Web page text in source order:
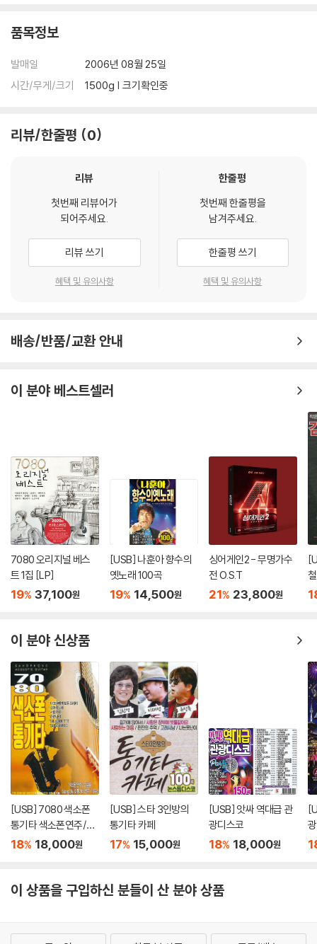
품목정보
발매일
2006년 08월 25일
시간/무게/크기
1500g | 크기확인중
리뷰/한줄평 0
리뷰
첫번째 리뷰어가
되어주세요.
리뷰 쓰기
혜택 및 유의사항
한줄평
첫번째 한줄평을
남겨주세요.
한줄평 쓰기
혜택 및 유의사항
배송/반품/교환 안내
이 분야 베스트셀러
7080 오리지널 베스
트 1집 [LP]
19% 37,100원
[USB] 나훈아 향수의
옛노래 100곡
19% 14,500원
싱어게인2 - 무명가수
전 O.S.T
21% 23,800원
이 분야 신상품
[USB] 7080 색소폰
통기타 색소폰연주/강
승용
18% 18,000원
[USB] 스타 3인방의
통기타 카페
17% 15,000원
[USB] 앗싸 역대급 관
광디스코
18% 18,000원
이 상품을 구입하신 분들이 산 분야 상품